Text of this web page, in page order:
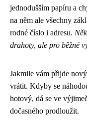
jednodušším papíru a
na něm ale všechny
rodné číslo i adresu.
drahoty, ale pro běžné
Jakmile vám přijde
vrátit. Kdyby se
hotový, dá se ve
dočasného prodloužit.